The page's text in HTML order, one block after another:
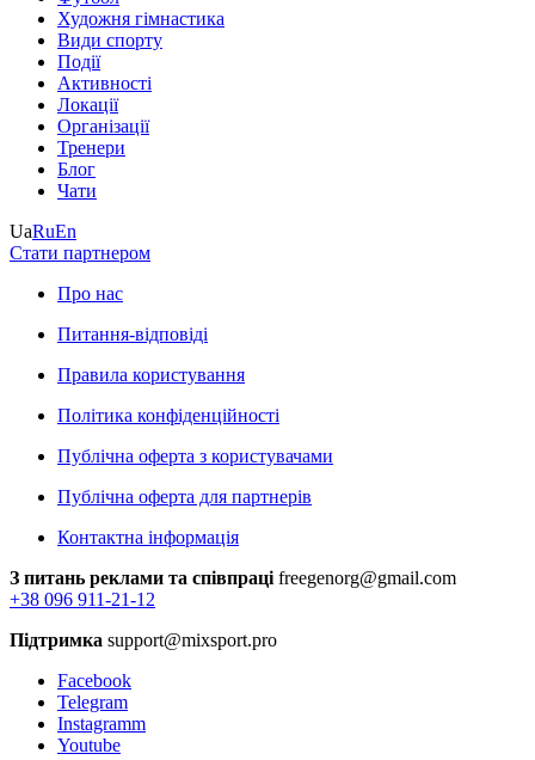
Художня гімнастика
Види спорту
Події
Активності
Локації
Організації
Тренери
Блог
Чати
UaRuEn
Стати партнером
Про нас
Питання-відповіді
Правила користування
Політика конфіденційності
Публічна оферта з користувачами
Публічна оферта для партнерів
Контактна інформація
З питань реклами та співпраці freegenorg@gmail.com
+38 096 911-21-12
Підтримка support@mixsport.pro
Facebook
Telegram
Instagramm
Youtube